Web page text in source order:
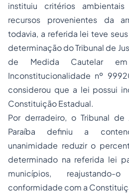
instituiu critérios
recursos provenientes da
todavia, a referida lei teve
determinação do Tribunal de
de Medida Cautelar
Inconstitucionalidade nº
considerou que a lei possui
Constituição Estadual.
Por derradeiro, o Tribunal
Paraíba definiu a
unanimidade reduzir o
determinado na referida lei
municípios,
conformidade com a